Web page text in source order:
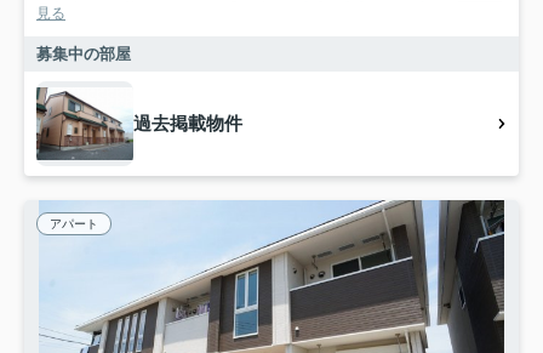
見る
募集中の部屋
過去掲載物件
アパート